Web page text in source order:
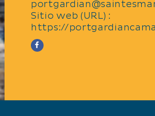
Sitio web (URL) :
https://